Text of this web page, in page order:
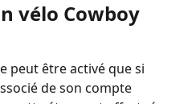
vélo Cowboy
peut être activé que si
de son compte